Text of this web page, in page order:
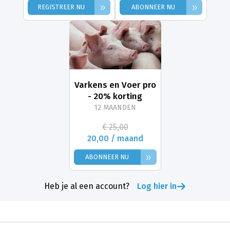
REGISTREER NU » ABONNEER NU »
Varkens en Voer pro
- 20% korting
12 MAANDEN
€ 25,00
20,00 / maand
ABONNEER NU »
Heb je al een account? Log hier in